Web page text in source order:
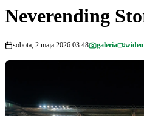
Neverending
sobota, 2 maja 2026 03:48 galeria wideo